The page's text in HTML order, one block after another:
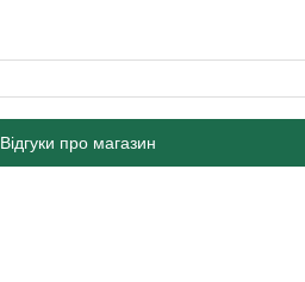
Відгуки про магазин